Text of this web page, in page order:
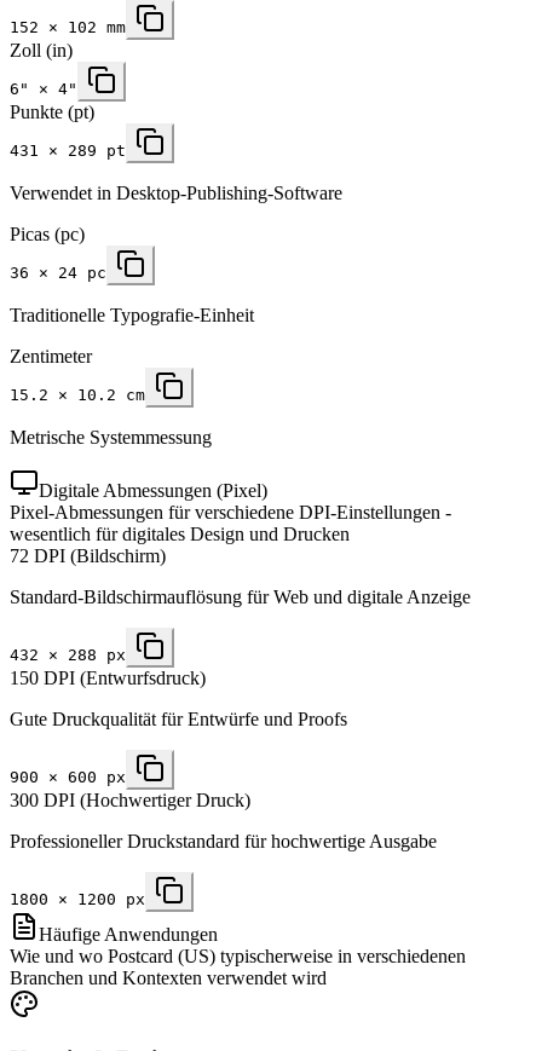
152 × 102 mm
Zoll (in)
6 " × 4"
Punkte (pt)
431 × 289 pt
Verwendet in Desktop-Publishing-Software
Picas (pc)
36 × 24 pc
Traditionelle Typografie-Einheit
Zentimeter
15.2 × 10.2 cm
Metrische Systemmessung
Digitale Abmessungen (Pixel)
Pixel-Abmessungen für verschiedene DPI-Einstellungen -
wesentlich für digitales Design und Drucken
72 DPI (Bildschirm)
Standard-Bildschirmauflösung für Web und digitale Anzeige
432 × 288 px
150 DPI (Entwurfsdruck)
Gute Druckqualität für Entwürfe und Proofs
900 × 600 px
300 DPI (Hochwertiger Druck)
Professioneller Druckstandard für hochwertige Ausgabe
1800 × 1200 px
Häufige Anwendungen
Wie und wo Postcard (US) typischerweise in verschiedenen
Branchen und Kontexten verwendet wird